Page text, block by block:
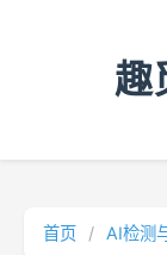
趣
首页 / AI检测